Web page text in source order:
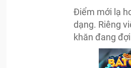
Điểm mới lạ
dạng. Riêng
khăn đang